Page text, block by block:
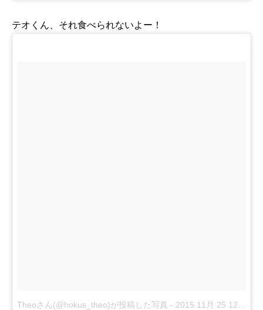
テオくん、それ食べられないよー！
Theoさん(@hokus_theo)が投稿した写真 - 2015 11月 25 12:48午前 PST